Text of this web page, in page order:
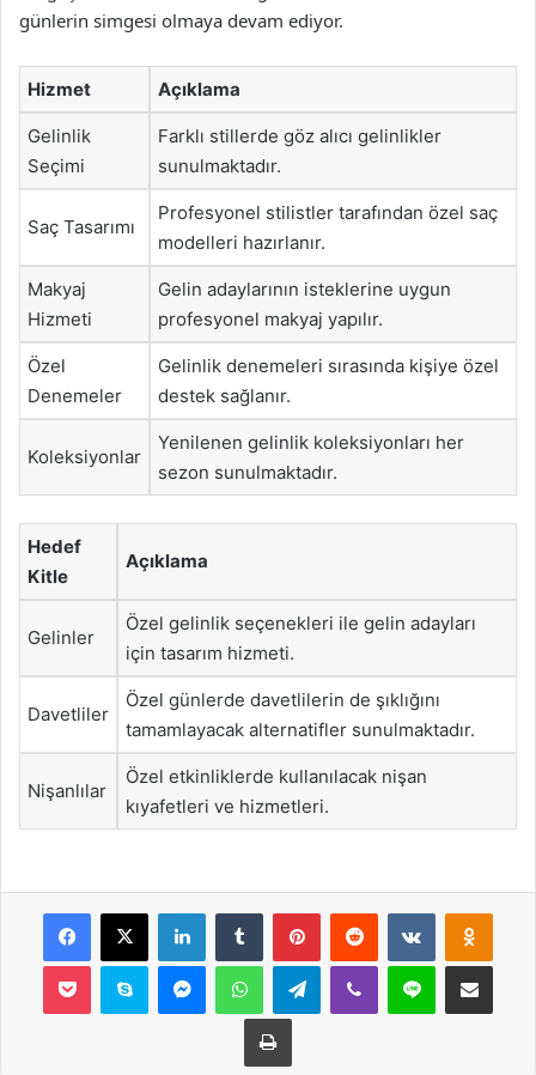
günlerin simgesi olmaya devam ediyor.
Hizmet Açıklama
Gelinlik
Seçimi
Farklı stillerde göz alıcı gelinlikler
sunulmaktadır.
Saç Tasarımı
Profesyonel stilistler tarafından özel saç
modelleri hazırlanır.
Makyaj
Hizmeti
Gelin adaylarının isteklerine uygun
profesyonel makyaj yapılır.
Özel
Denemeler
Gelinlik denemeleri sırasında kişiye özel
destek sağlanır.
Koleksiyonlar
Yenilenen gelinlik koleksiyonları her
sezon sunulmaktadır.
Hedef
Kitle
Açıklama
Gelinler
Özel gelinlik seçenekleri ile gelin adayları
için tasarım hizmeti.
Davetliler
Özel günlerde davetlilerin de şıklığını
tamamlayacak alternatifler sunulmaktadır.
Nişanlılar
Özel etkinliklerde kullanılacak nişan
kıyafetleri ve hizmetleri.
Facebook
X LinkedInTumblr PinterestReddit VKontakte
Pocket Skype MessengerWhatsAppTelegramViber Line E-Posta ile
Yazdır